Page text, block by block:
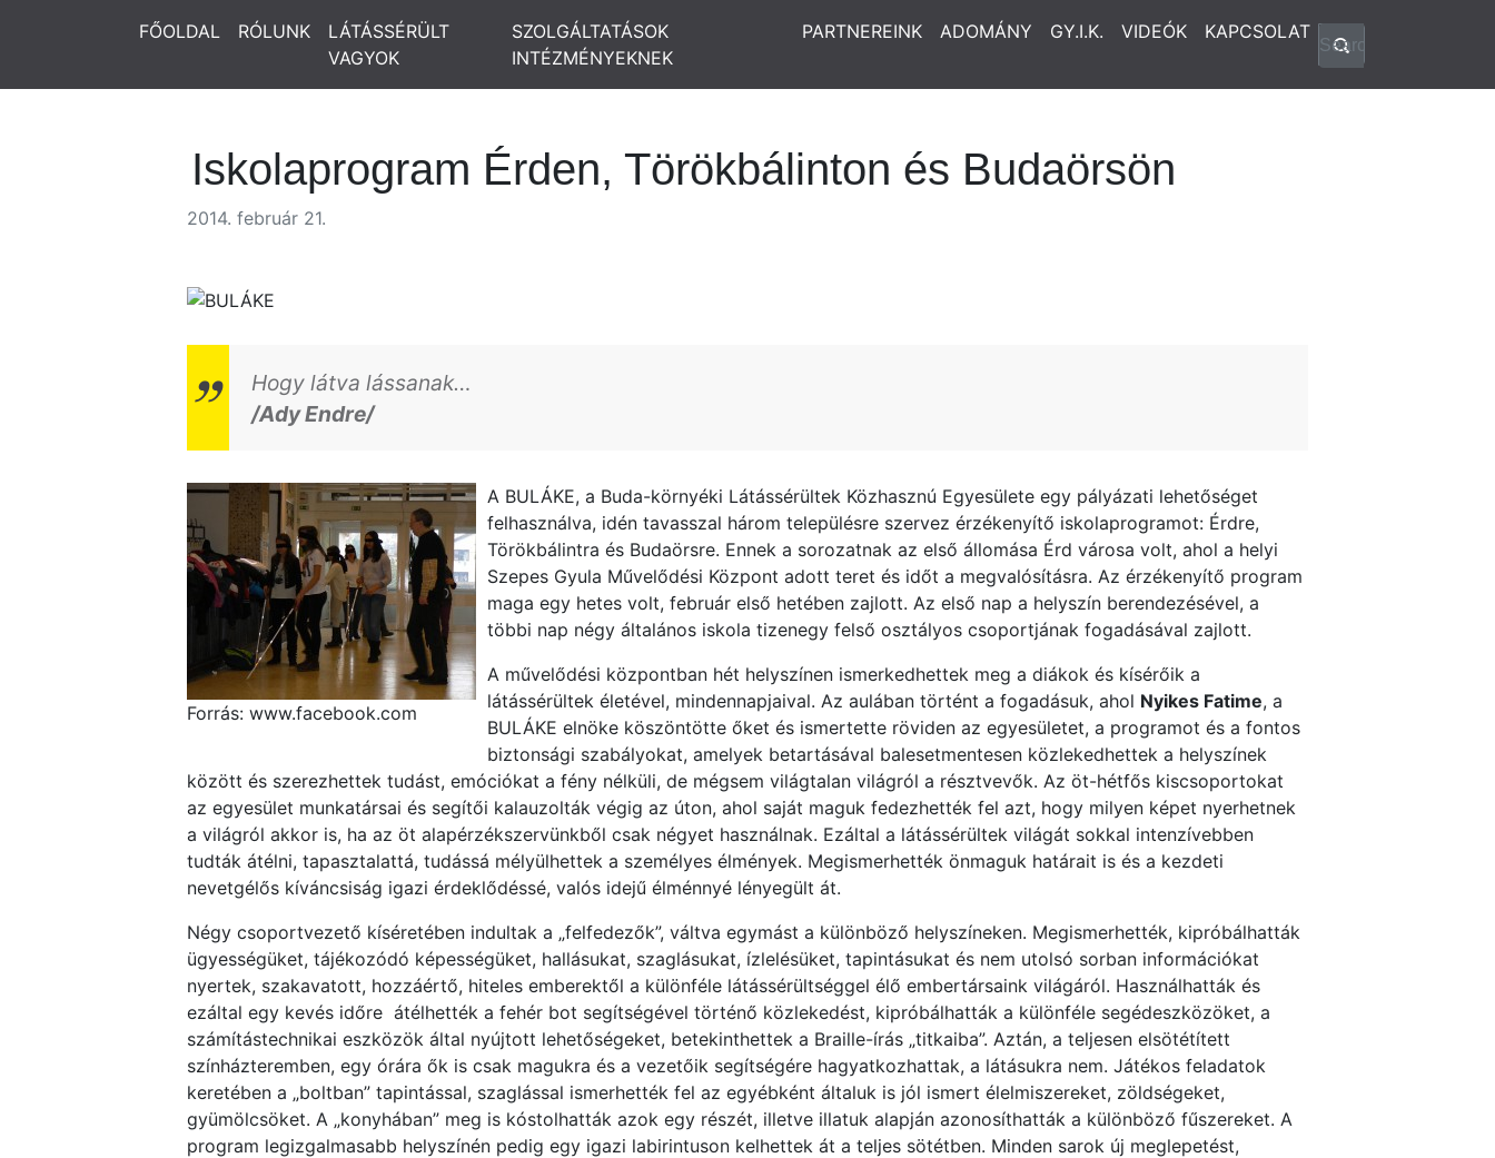
FŐOLDAL RÓLUNK
LÁTÁSSÉRÜLT
VAGYOK
SZOLGÁLTATÁSOK
INTÉZMÉNYEKNEK
PARTNEREINK ADOMÁNY GY.I.K. VIDEÓK KAPCSOLAT
Iskolaprogram Érden, Törökbálinton és Budaörsön
2014. február 21.
Hogy látva lássanak…
/Ady Endre/
Forrás: www.facebook.com
A BULÁKE, a Buda-környéki Látássérültek Közhasznú Egyesülete egy pályázati lehetőséget
felhasználva, idén tavasszal három településre szervez érzékenyítő iskolaprogramot: Érdre,
Törökbálintra és Budaörsre. Ennek a sorozatnak az első állomása Érd városa volt, ahol a helyi
Szepes Gyula Művelődési Központ adott teret és időt a megvalósításra. Az érzékenyítő program
maga egy hetes volt, február első hetében zajlott. Az első nap a helyszín berendezésével, a
többi nap négy általános iskola tizenegy felső osztályos csoportjának fogadásával zajlott.
A művelődési központban hét helyszínen ismerkedhettek meg a diákok és kísérőik a
látássérültek életével, mindennapjaival. Az aulában történt a fogadásuk, ahol Nyikes Fatime, a
BULÁKE elnöke köszöntötte őket és ismertette röviden az egyesületet, a programot és a fontos
biztonsági szabályokat, amelyek betartásával balesetmentesen közlekedhettek a helyszínek
között és szerezhettek tudást, emóciókat a fény nélküli, de mégsem világtalan világról a résztvevők. Az öt-hétfős kiscsoportokat
az egyesület munkatársai és segítői kalauzolták végig az úton, ahol saját maguk fedezhették fel azt, hogy milyen képet nyerhetnek
a világról akkor is, ha az öt alapérzékszervünkből csak négyet használnak. Ezáltal a látássérültek világát sokkal intenzívebben
tudták átélni, tapasztalattá, tudássá mélyülhettek a személyes élmények. Megismerhették önmaguk határait is és a kezdeti
nevetgélős kíváncsiság igazi érdeklődéssé, valós idejű élménnyé lényegült át.
Négy csoportvezető kíséretében indultak a „felfedezők”, váltva egymást a különböző helyszíneken. Megismerhették, kipróbálhatták
ügyességüket, tájékozódó képességüket, hallásukat, szaglásukat, ízlelésüket, tapintásukat és nem utolsó sorban információkat
nyertek, szakavatott, hozzáértő, hiteles emberektől a különféle látássérültséggel élő embertársaink világáról. Használhatták és
ezáltal egy kevés időre átélhették a fehér bot segítségével történő közlekedést, kipróbálhatták a különféle segédeszközöket, a
számítástechnikai eszközök által nyújtott lehetőségeket, betekinthettek a Braille-írás „titkaiba”. Aztán, a teljesen elsötétített
színházteremben, egy órára ők is csak magukra és a vezetőik segítségére hagyatkozhattak, a látásukra nem. Játékos feladatok
keretében a „boltban” tapintással, szaglással ismerhették fel az egyébként általuk is jól ismert élelmiszereket, zöldségeket,
gyümölcsöket. A „konyhában” meg is kóstolhatták azok egy részét, illetve illatuk alapján azonosíthatták a különböző fűszereket. A
program legizgalmasabb helyszínén pedig egy igazi labirintuson kelhettek át a teljes sötétben. Minden sarok új meglepetést,